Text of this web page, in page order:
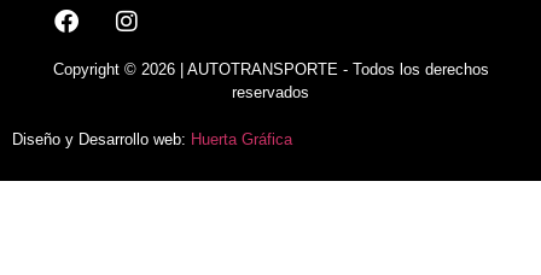
Copyright © 2026 | AUTOTRANSPORTE - Todos los derechos
reservados
Diseño y Desarrollo web: Huerta Gráfica